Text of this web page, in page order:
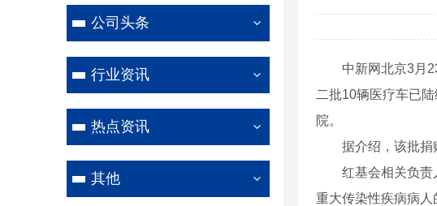
公司头条
行业资讯
热点资讯
其他
中新网北京3月23
二批10辆医疗车已
院。
据介绍，该批捐赠
红基会相关负责人
重大传染性疾病病